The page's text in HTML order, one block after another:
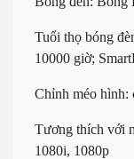
Tuổi thọ bóng
10000 giờ;
Chỉnh méo
Tương thích với
1080i, 1080p